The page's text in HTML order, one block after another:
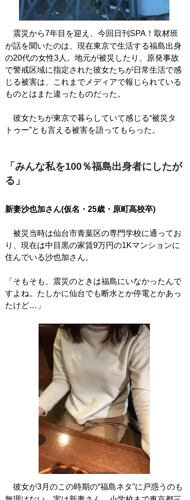
震災から7年目を迎え、今回日刊SPA！取材班
が話を聞いたのは、現在東京で生活する福島出身
の20代の女性3人。地元が被災したり、原発事故
で警戒区域に指定された彼女たちが日常生活で感
じる被害は、これまでメディアで報じられている
ものとはまた違ったものだった。
彼女たちが東京で暮らしていて感じる“被災タ
トゥー”とも言える被害を語ってもらった。
「みんな私を100％福島出身者にしたが
る」
新妻沙也加さん(仮名・25歳・原町高校卒)
被災当時は仙台市青葉区の専門学校に通ってお
り、現在は中目黒の家賃9万円の1Kマンションに
住んでいる沙也加さん。
「そもそも、震災のときは福島にいなかったんで
すよね。たしかに仙台でも断水とか停電とかあっ
たけど…」
彼女が3月のこの時期の“福島ネタ”に戸惑うのも